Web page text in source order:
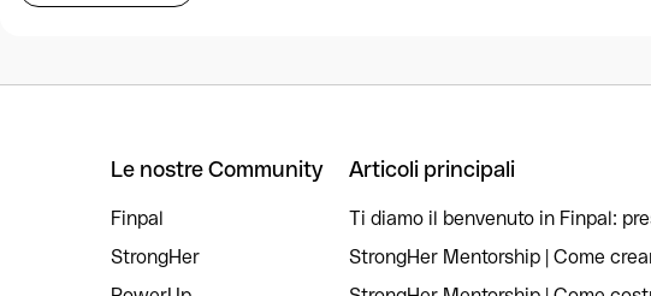
Le nostre Community
Finpal
StrongHer
Articoli principali
Ti diamo il benvenuto in Finpal:
StrongHer Mentorship | Come